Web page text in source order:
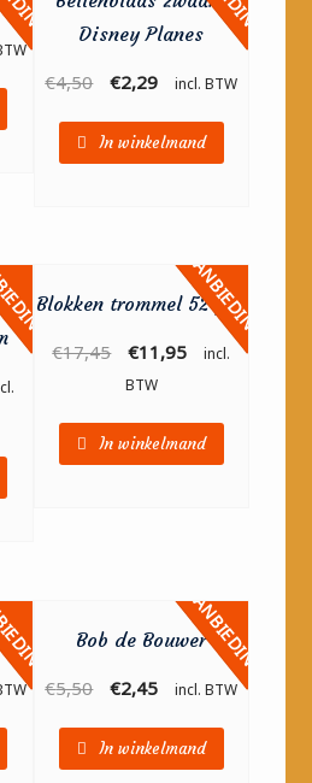
Disney Planes
€4,50 €2,29 incl. BTW
In winkelmand
AANBIEDING!
Blokken trommel 52 pcs
€17,45 €11,95
incl.
BTW
In winkelmand
AANBIEDING!
Bob de Bouwer
€5,50 €2,45 incl. BTW
In winkelmand